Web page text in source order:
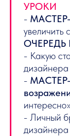
УРОКИ
-
увеличить
ОЧЕРЕДЬ
- Какую
дизайнера
-
- Личный
дизайнера